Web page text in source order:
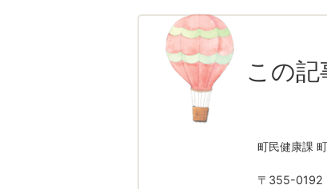
この
町民健康課
〒355-0192